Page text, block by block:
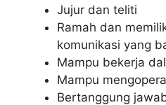
Jujur dan teliti
Ramah dan
komunikasi yang
Mampu bekerja
Mampu
Bertanggung